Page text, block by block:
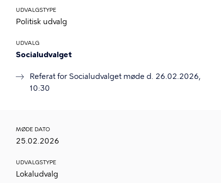
UDVALGSTYPE
Politisk udvalg
UDVALG
Socialudvalget
Referat for Socialudvalget møde d. 26.02.2026,
10:30
MØDE DATO
25.02.2026
UDVALGSTYPE
Lokaludvalg